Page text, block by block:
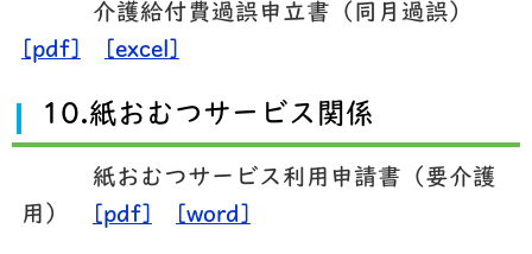
介護給付費過誤申立書（同月過誤）
[pdf]
[excel]
10.紙おむつサービス関係
紙おむつサービス利用申請書（要介護
用）
[pdf] [word]